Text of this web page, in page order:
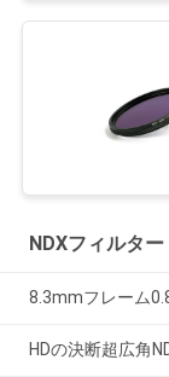
NDXフィルター
8.3mmフレーム
HDの決断超広角